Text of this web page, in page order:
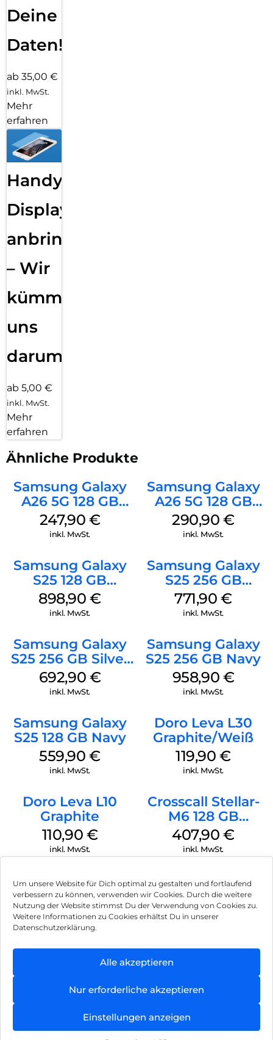
Um unsere Website für Dich optimal zu gestalten und fortlaufend
verbessern zu können, verwenden wir Cookies. Durch die weitere
Nutzung der Website stimmst Du der Verwendung von Cookies zu.
Weitere Informationen zu Cookies erhältst Du in unserer
Datenschutzerklärung.
Alle akzeptieren
Nur erforderliche akzeptieren
Einstellungen anzeigen
Deine
Daten!
ab 35,00 €
inkl. MwSt.
Mehr
erfahren
Handy
Displayfolie
anbringen
– Wir
kümmern
uns
darum!
ab 5,00 €
inkl. MwSt.
Mehr
erfahren
Ähnliche Produkte
Samsung Galaxy
A26 5G 128 GB
Black
247,90 €
inkl. MwSt.
Samsung Galaxy
A26 5G 128 GB
White
290,90€
inkl. MwSt.
Samsung Galaxy
S25 128 GB
Icyblue
898,90€
inkl. MwSt.
Samsung Galaxy
S25 256 GB
Icyblue
771,90€
inkl. MwSt.
Samsung Galaxy
S25 256 GB Silver
Shadow
692,90 €
inkl. MwSt.
Samsung Galaxy
S25 256 GB Navy
958,90 €
inkl. MwSt.
Samsung Galaxy
S25 128 GB Navy
559,90€
inkl. MwSt.
Doro Leva L30
Graphite/Weiß
119,90€
inkl. MwSt.
Doro Leva L10
Graphite
110,90 €
inkl. MwSt.
Crosscall Stellar-
M6 128 GB
Schwarz
407,90€
inkl. MwSt.
Impressum
Hinweis zur Batterieentsorgung
Newsletter
Können wir Dir behilflich sein?